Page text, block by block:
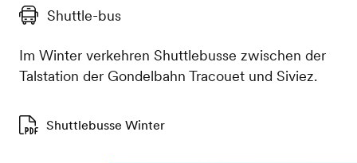
Shuttle-bus
Im Winter verkehren Shuttlebusse zwischen der
Talstation der Gondelbahn Tracouet und Siviez.
Shuttlebusse Winter